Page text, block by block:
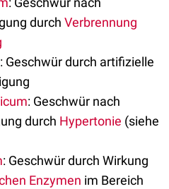
durch Verbrennung
: Geschwür durch artifizielle
: Geschwür nach
durch Hypertonie (siehe
: Geschwür durch Wirkung
Enzymen im Bereich